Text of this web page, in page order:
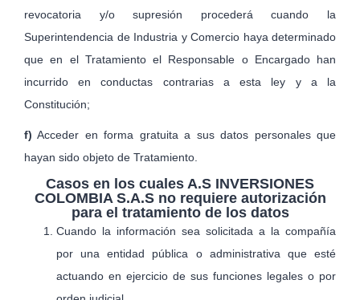
revocatoria y/o supresión procederá cuando la
Superintendencia de Industria y Comercio haya determinado
que en el Tratamiento el Responsable o Encargado han
incurrido en conductas contrarias a esta ley y a la
Constitución;
f) Acceder en forma gratuita a sus datos personales que
hayan sido objeto de Tratamiento.
Casos en los cuales A.S INVERSIONES
COLOMBIA S.A.S no requiere autorización
para el tratamiento de los datos
Cuando la información sea solicitada a la compañía
por una entidad pública o administrativa que esté
actuando en ejercicio de sus funciones legales o por